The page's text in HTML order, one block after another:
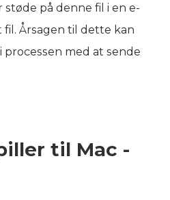
på denne fil i en e-
Årsagen til dette kan
med at sende
til Mac -